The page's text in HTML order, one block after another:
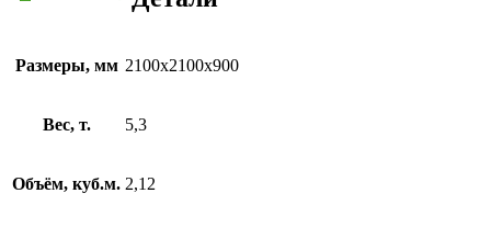
Размеры, мм 2100х2100х900
Вес, т. 5,3
Объём, куб.м. 2,12